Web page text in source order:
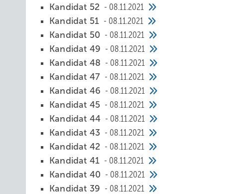
Kandidat 52
08.11.2021
Kandidat 51
08.11.2021
Kandidat 50
08.11.2021
Kandidat 49
08.11.2021
Kandidat 48
08.11.2021
Kandidat 47
08.11.2021
Kandidat 46
08.11.2021
Kandidat 45
08.11.2021
Kandidat 44
08.11.2021
Kandidat 43
08.11.2021
Kandidat 42
08.11.2021
Kandidat 41
08.11.2021
Kandidat 40
08.11.2021
Kandidat 39
08.11.2021